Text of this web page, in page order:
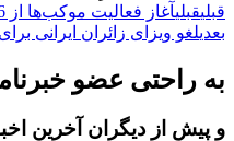
قبلیقبلیآغاز فعالیت موکب‌ها از 16 شهریور
بعدیلغو ویزای زائران ایرانی
به راحتی عضو
و پیش از دیگران آخرین